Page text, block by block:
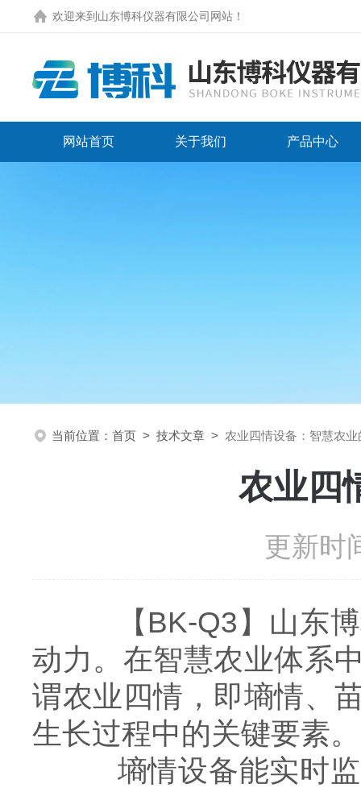
欢迎来到 山东博科仪器有限公司网站 ！
网站首页 关于我们 产品中心
当前位置： 首页 > 技术文章 > 农业四情设备：智慧农
农业四
更新时
【BK-Q3】山东博
动力。在智慧农业体系
谓农业四情，即墒情、
生长过程中的关键要素。
墒情设备能实时监